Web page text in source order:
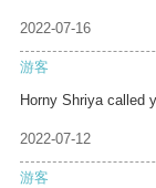
2022-07-16
游客
Horny Shriya called
2022-07-12
游客